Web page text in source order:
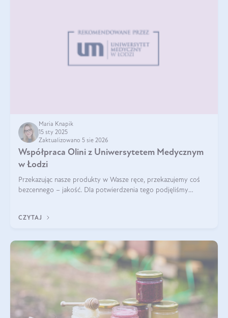
Maria Knapik
15 sty 2025
Zaktualizowano 5 sie 2026
Współpraca Olini z Uniwersytetem Medycznym
w Łodzi
Przekazując nasze produkty w Wasze ręce, przekazujemy coś
bezcennego – jakość. Dla potwierdzenia tego podjęliśmy
CZYTAJ